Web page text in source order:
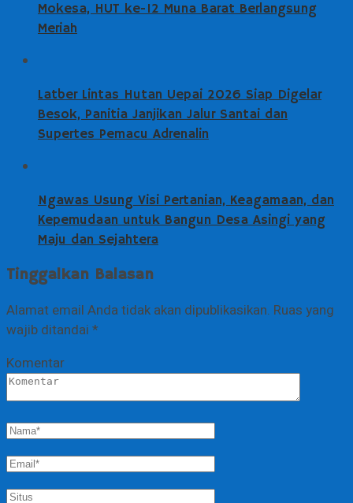
Mokesa, HUT ke-12 Muna Barat Berlangsung
Meriah
Latber Lintas Hutan Uepai 2026 Siap Digelar
Besok, Panitia Janjikan Jalur Santai dan
Supertes Pemacu Adrenalin
Ngawas Usung Visi Pertanian, Keagamaan, dan
Kepemudaan untuk Bangun Desa Asingi yang
Maju dan Sejahtera
Tinggalkan Balasan
Alamat email Anda tidak akan dipublikasikan. Ruas yang
wajib ditandai *
Komentar